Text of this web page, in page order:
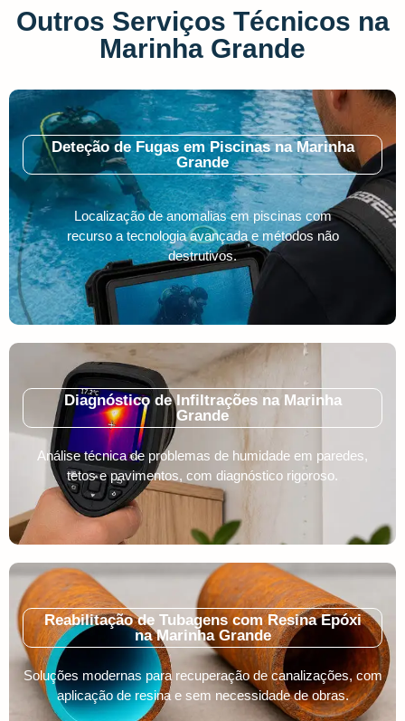
Outros Serviços Técnicos na
Marinha Grande
Deteção de Fugas em Piscinas na Marinha
Grande
Localização de anomalias em piscinas com
recurso a tecnologia avançada e métodos não
destrutivos.
Diagnóstico de Infiltrações na Marinha
Grande
Análise técnica de problemas de humidade em paredes,
tetos e pavimentos, com diagnóstico rigoroso.
Reabilitação de Tubagens com Resina Epóxi
na Marinha Grande
Soluções modernas para recuperação de canalizações, com
aplicação de resina e sem necessidade de obras.